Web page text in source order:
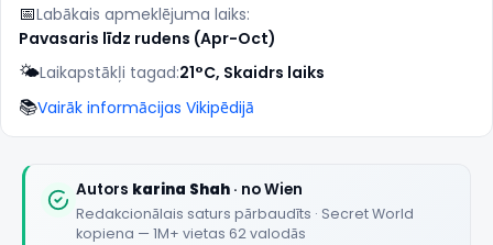
📅Labākais apmeklējuma laiks:
Pavasaris līdz rudens (Apr-Oct)
🌤️Laikapstākļi tagad:21°C, Skaidrs laiks
📚Vairāk informācijas Vikipēdijā
Autors karina Shah · no Wien
Redakcionālais saturs pārbaudīts · Secret World
kopiena — 1M+ vietas 62 valodās